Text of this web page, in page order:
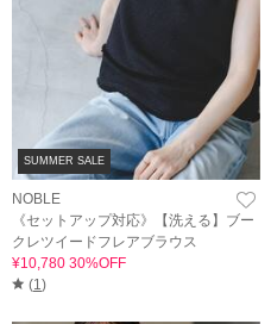
SUMMER SALE
NOBLE
《セットアップ対応》【洗える】ブー
クレツイードフレアブラウス
¥10,780 30%OFF
(1)